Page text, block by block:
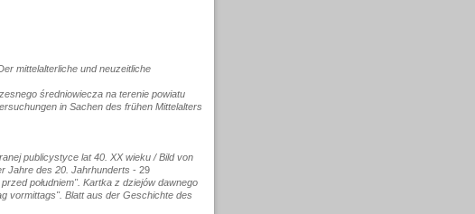
mittelalterliche und neuzeitliche
średniowiecza na terenie powiatu
in Sachen des frühen Mittelalters
publicystyce lat 40. XX wieku / Bild von
Jahre des 20. Jahrhunderts - 29
południem". Kartka z dziejów dawnego
vormittags". Blatt aus der Geschichte des